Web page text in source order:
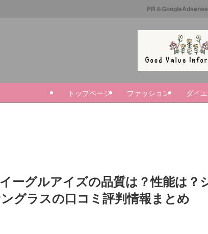
PR＆
トップページ ファッション ダイ
イーグルアイズの品質は？性能は？
グラスの口コミ評判情報まとめ